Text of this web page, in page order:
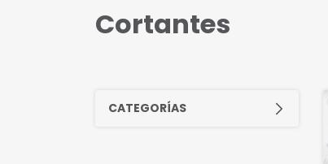
Cortantes
CATEGORÍAS